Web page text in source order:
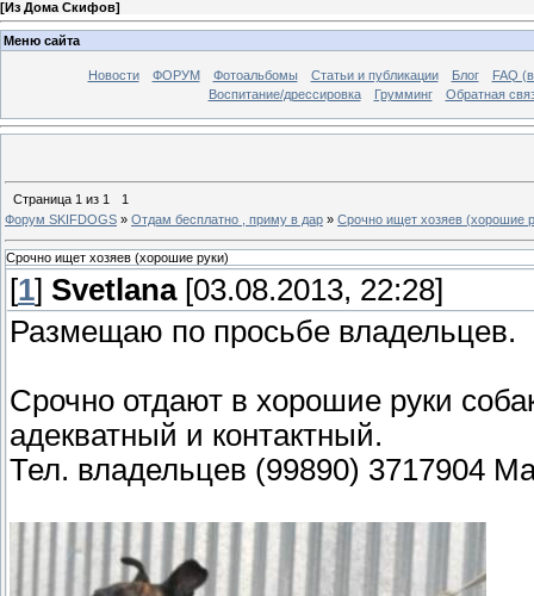
[Из Дома Скифов]
Меню сайта
Новости ФОРУМ Фотоальбомы Статьи и публикации Блог
FAQ
Воспитание/дрессировка
Грумминг Обратная
Страница 1 из 1
1
Форум SKIFDOGS » Отдам бесплатно , приму в дар » Срочно ищет хозяев (хорошие
Срочно ищет хозяев (хорошие руки)
[1] Svetlana[03.08.2013, 22:28]
Размещаю по просьбе владельцев.
Срочно отдают в хорошие руки
адекватный и контактный.
Тел. владельцев (99890) 3717904